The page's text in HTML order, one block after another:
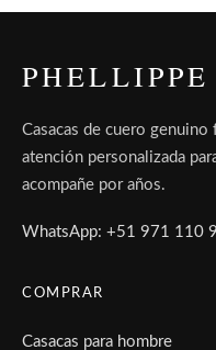
Casacas de cuero
atención personalizada
acompañe por años.
WhatsApp: +51 971 110
COMPRAR
Casacas para hombre